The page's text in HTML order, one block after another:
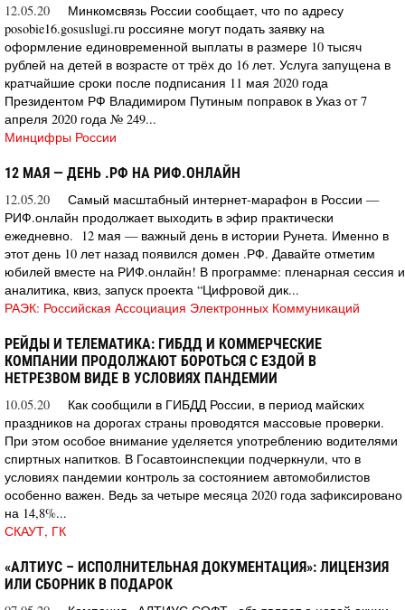
12.05.20
Минкомсвязь России сообщает, что по адресу
posobie16.gosuslugi.ru россияне могут подать заявку на
оформление единовременной выплаты в размере 10 тысяч
рублей на детей в возрасте от трёх до 16 лет. Услуга запущена в
кратчайшие сроки после подписания 11 мая 2020 года
Президентом РФ Владимиром Путиным поправок в Указ от 7
апреля 2020 года № 249...
Минцифры России
12 МАЯ — ДЕНЬ .РФ НА РИФ.ОНЛАЙН
12.05.20
Самый масштабный интернет-марафон в России —
РИФ.онлайн продолжает выходить в эфир практически
ежедневно. 12 мая — важный день в истории Рунета. Именно в
этот день 10 лет назад появился домен .РФ. Давайте отметим
юбилей вместе на РИФ.онлайн! В программе: пленарная сессия и
аналитика, квиз, запуск проекта “Цифровой дик...
РАЭК: Российская Ассоциация Электронных Коммуникаций
РЕЙДЫ И ТЕЛЕМАТИКА: ГИБДД И КОММЕРЧЕСКИЕ
КОМПАНИИ ПРОДОЛЖАЮТ БОРОТЬСЯ С ЕЗДОЙ В
НЕТРЕЗВОМ ВИДЕ В УСЛОВИЯХ ПАНДЕМИИ
10.05.20
Как сообщили в ГИБДД России, в период майских
праздников на дорогах страны проводятся массовые проверки.
При этом особое внимание уделяется употреблению водителями
спиртных напитков. В Госавтоинспекции подчеркнули, что в
условиях пандемии контроль за состоянием автомобилистов
особенно важен. Ведь за четыре месяца 2020 года зафиксировано
на 14,8%...
СКАУТ, ГК
«АЛТИУС – ИСПОЛНИТЕЛЬНАЯ ДОКУМЕНТАЦИЯ»: ЛИЦЕНЗИЯ
ИЛИ СБОРНИК В ПОДАРОК